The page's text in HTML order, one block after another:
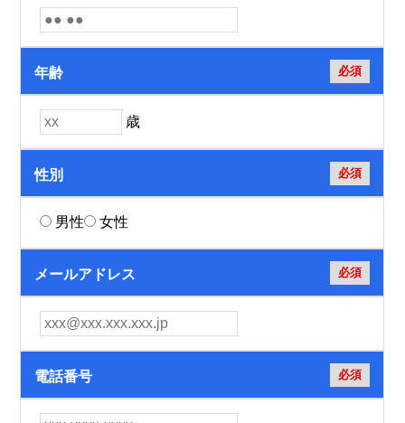
年齢 必須
歳
性別 必須
男性 女性
メールアドレス 必須
電話番号 必須